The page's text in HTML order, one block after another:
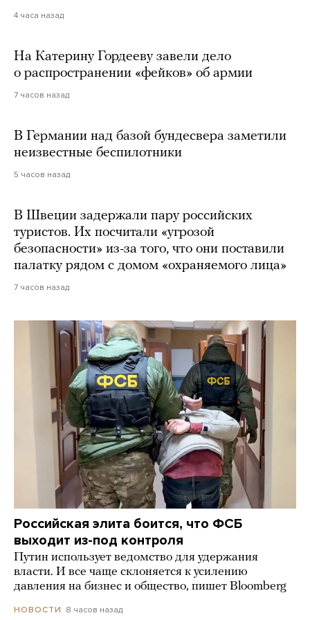
4 часа назад
На Катерину Гордееву завели дело
о распространении «фейков» об армии
7 часов назад
В Германии над базой бундесвера заметили
неизвестные беспилотники
5 часов назад
В Швеции задержали пару российских
туристов. Их посчитали «угрозой
безопасности» из-за того, что они поставили
палатку рядом с домом «охраняемого лица»
7 часов назад
Российская элита боится, что ФСБ
выходит из-под контроля
Путин использует ведомство для удержания
власти. И все чаще склоняется к усилению
давления на бизнес и общество, пишет Bloomberg
НОВОСТИ 8 часов назад